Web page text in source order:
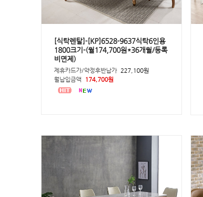
[식탁렌탈]-[KP]6528-9637식탁6인용
1800크기-(월174,700원*36개월/등록
비면제)
제휴카드가/약정후반납가 227,100원
월납입금액
174,700원